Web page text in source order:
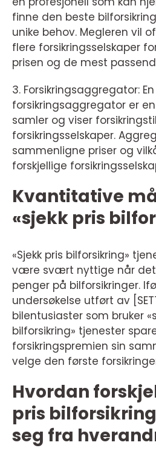
finne den beste
unike behov. Megleren vil
flere forsikringsselskaper
prisen og de mest
3. Forsikringsaggregator: En
forsikringsaggregator er
samler og viser
forsikringsselskaper.
sammenligne priser og
forskjellige
Kvantitative
«sjekk pris
«Sjekk pris bilforsikring»
være svært nyttige når det
penger på bilforsikringer.
undersøkelse utført av
bilentusiaster som bruker
bilforsikring» tjenester
forsikringspremien sin
velge den første
Hvordan
pris
seg fra